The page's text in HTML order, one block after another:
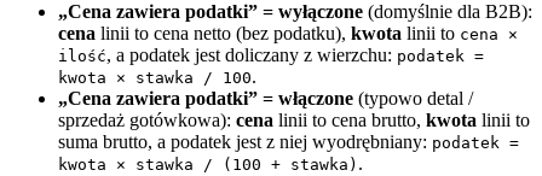
„Cena zawiera podatki” = wyłączone (domyślnie dla B2B):
cena linii to cena netto (bez podatku), kwota linii to cena ×
ilość, a podatek jest doliczany z wierzchu: podatek =
kwota × stawka / 100.
„Cena zawiera podatki” = włączone (typowo detal /
sprzedaż gotówkowa): cena linii to cena brutto, kwota linii to
suma brutto, a podatek jest z niej wyodrębniany: podatek =
kwota × stawka / (100 + stawka) .